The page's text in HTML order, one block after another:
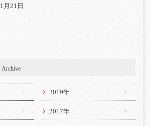
1月21日
Archive
2019年
2017年